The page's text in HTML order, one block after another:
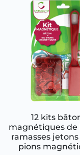
12 kits
magnétiques de
ramasses jetons
pions